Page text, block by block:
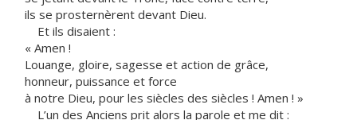
ils se prosternèrent devant Dieu.
Et ils disaient :
« Amen !
Louange, gloire, sagesse et action de grâce,
honneur, puissance et force
à notre Dieu, pour les siècles des siècles ! Amen ! »
L’un des Anciens prit alors la parole et me dit :